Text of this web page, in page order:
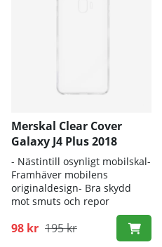
Merskal Clear Cover
Galaxy J4 Plus 2018
- Nästintill osynligt mobilskal-
Framhäver mobilens
originaldesign- Bra skydd
mot smuts och repor
98 kr 195 kr